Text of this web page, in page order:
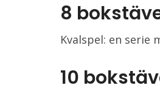
8
Kvalspel: en
10